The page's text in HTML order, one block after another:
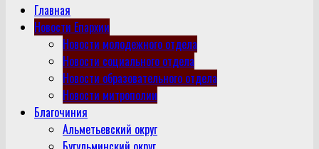
Главная
Новости Епархии
Новости молодежного отдела
Новости социального отдела
Новости образовательного отдела
Новости митрополии
Благочиния
Альметьевский округ